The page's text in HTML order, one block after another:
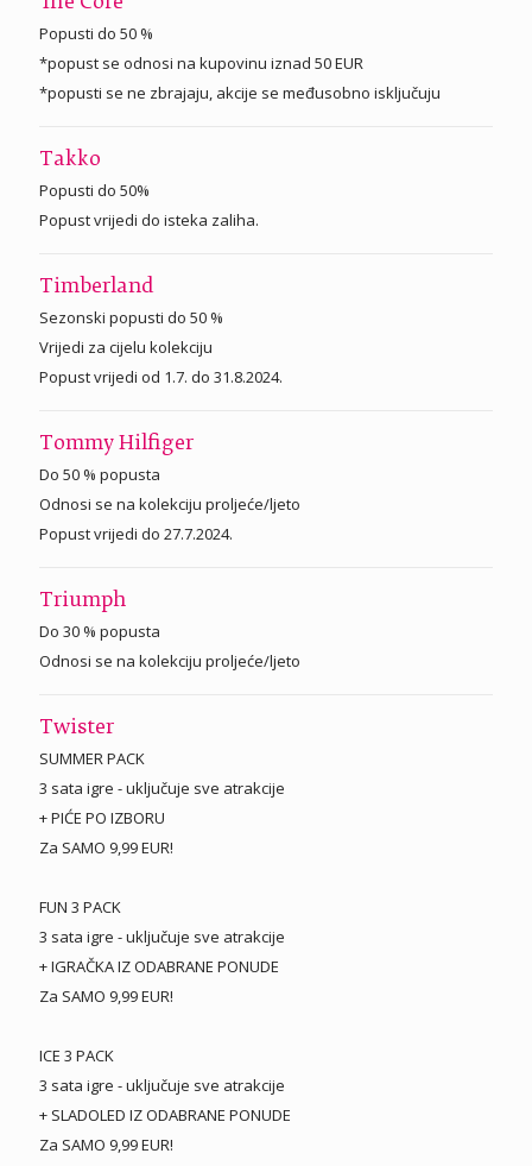
Popusti do 50 %
*popust se odnosi na kupovinu iznad 50 EUR
*popusti se ne zbrajaju, akcije se međusobno isključuju
Takko
Popusti do 50%
Popust vrijedi do isteka zaliha.
Timberland
Sezonski popusti do 50 %
Vrijedi za cijelu kolekciju
Popust vrijedi od 1.7. do 31.8.2024.
Tommy Hilfiger
Do 50 % popusta
Odnosi se na kolekciju proljeće/ljeto
Popust vrijedi do 27.7.2024.
Triumph
Do 30 % popusta
Odnosi se na kolekciju proljeće/ljeto
Twister
SUMMER PACK
3 sata igre - uključuje sve atrakcije
+ PIĆE PO IZBORU
Za SAMO 9,99 EUR!
FUN 3 PACK
3 sata igre - uključuje sve atrakcije
+ IGRAČKA IZ ODABRANE PONUDE
Za SAMO 9,99 EUR!
ICE 3 PACK
3 sata igre - uključuje sve atrakcije
+ SLADOLED IZ ODABRANE PONUDE
Za SAMO 9,99 EUR!